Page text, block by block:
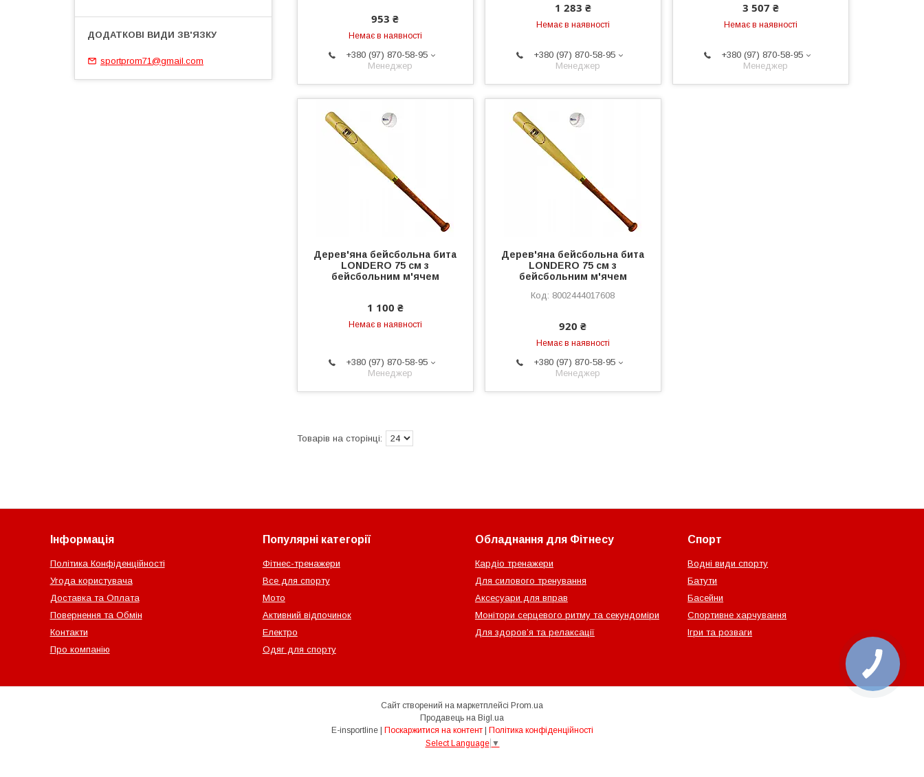
953 ₴
Немає в наявності
+380 (97) 870-58-95
Менеджер
1 283 ₴
Немає в наявності
+380 (97) 870-58-95
Менеджер
3 507 ₴
Немає в наявності
+380 (97) 870-58-95
Менеджер
Дерев'яна бейсбольна бита
LONDERO 75 см з
бейсбольним м'ячем
1 100 ₴
Немає в наявності
+380 (97) 870-58-95
Менеджер
Дерев'яна бейсбольна бита
LONDERO 75 см з
бейсбольним м'ячем
8002444017608
920 ₴
Немає в наявності
+380 (97) 870-58-95
Менеджер
sportprom71@gmail.com
Інформація
Політика Конфіденційності
Угода користувача
Доставка та Оплата
Повернення та Обмін
Контакти
Про компанію
Популярні категорії
Фітнес-тренажери
Все для спорту
Мото
Активний відпочинок
Електро
Одяг для спорту
Обладнання для Фітнесу
Кардіо тренажери
Для силового тренування
Аксесуари для вправ
Монітори серцевого ритму та секундоміри
Для здоров’я та релаксації
Спорт
Водні види спорту
Батути
Басейни
Спортивне харчування
Ігри та розваги
Сайт створений на маркетплейсі Prom.ua
Продавець на Bigl.ua
Поскаржитися на контент
Політика конфіденційності
Select Language ▼